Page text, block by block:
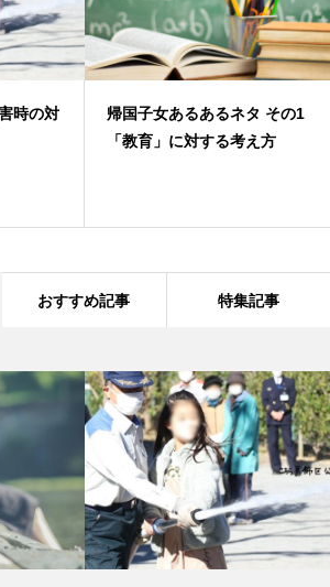
時の対
帰国子女あるあるネタ その1
「教育」に対する考え方
おすすめ記事 特集記事